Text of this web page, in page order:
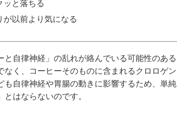
ッと落ちる
以前より気になる
と自律神経」の乱れが絡んでいる可能性のある
く、コーヒーそのものに含まれるクロロゲン
も自律神経や胃腸の動きに影響するため、単純
はならないのです。